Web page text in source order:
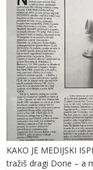
KAKO JE MEDIJSKI
tražiš dragi Done – a